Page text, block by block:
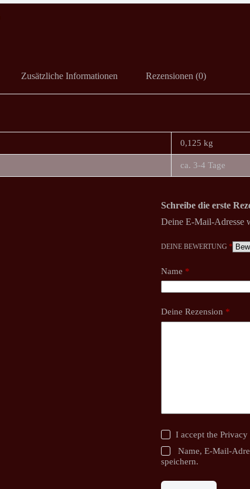
Zusätzliche Informationen Rezensionen (0)
0,125 kg
ca. 3-4 Tage
Schreibe die erste
Deine E-Mail-Adresse
DEINE BEWERTUNG *
Name *
Deine Rezension *
I accept the Privacy
Name, E-Mail-
speichern.